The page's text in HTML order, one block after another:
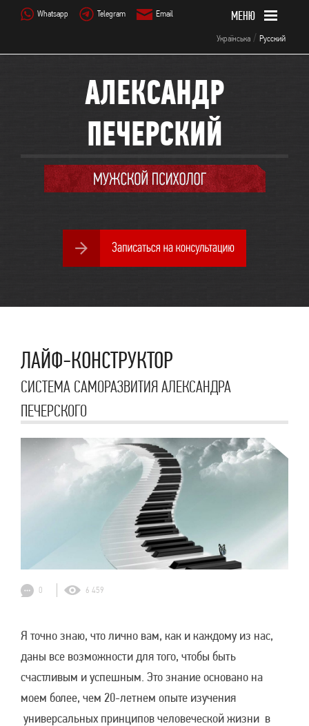
Whatsapp Telegram Email
Українська / Русский
АЛЕКСАНДР
ПЕЧЕРСКИЙ
ЛАЙФ-КОНСТРУКТОР
СИСТЕМА САМОРАЗВИТИЯ АЛЕКСАНДРА
ПЕЧЕРСКОГО
0 6 459
Я точно знаю, что лично вам, как и каждому из нас,
даны все возможности для того, чтобы быть
счастливым и успешным. Это знание основано на
моем более, чем 20-летнем опыте изучения
универсальных принципов человеческой жизни в